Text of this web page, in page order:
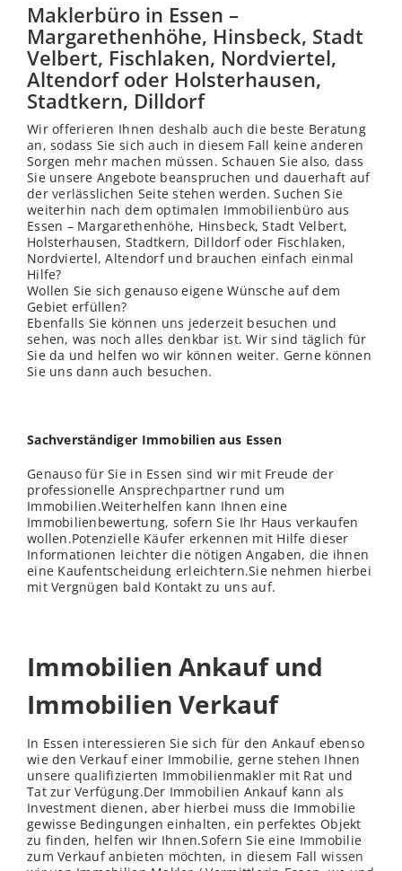
Maklerbüro in Essen –
Margarethenhöhe, Hinsbeck, Stadt
Velbert, Fischlaken, Nordviertel,
Altendorf oder Holsterhausen,
Stadtkern, Dilldorf
Wir offerieren Ihnen deshalb auch die beste Beratung
an, sodass Sie sich auch in diesem Fall keine anderen
Sorgen mehr machen müssen. Schauen Sie also, dass
Sie unsere Angebote beanspruchen und dauerhaft auf
derverlässlichen Seite stehen werden. Suchen Sie
weiterhin nach dem optimalen Immobilienbüro aus
Essen – Margarethenhöhe, Hinsbeck, Stadt Velbert,
Holsterhausen, Stadtkern, Dilldorf oder Fischlaken,
Nordviertel, Altendorf und brauchen einfach einmal
Hilfe?
Wollen Sie sich genauso eigene Wünsche auf dem
Gebiet erfüllen?
Ebenfalls Sie können uns jederzeit besuchen und
sehen, was noch alles denkbar ist. Wir sind täglich für
Sie da und helfen wo wir können weiter. Gerne können
Sie uns dann auch besuchen.
Sachverständiger Immobilien aus Essen
Genauso für Sie in Essen sind wir mit Freude der
professionelle Ansprechpartner rund um
Immobilien.Weiterhelfen kann Ihnen eine
Immobilienbewertung, sofern Sie Ihr Haus verkaufen
wollen.Potenzielle Käufer erkennen mit Hilfe dieser
Informationen leichter die nötigen Angaben, die ihnen
eine Kaufentscheidung erleichtern.Sie nehmen hierbei
mit Vergnügen bald Kontakt zu uns auf.
Immobilien Ankauf und
Immobilien Verkauf
In Essen interessieren Sie sich für den Ankauf ebenso
wie den Verkauf einer Immobilie, gerne stehen Ihnen
unsere qualifizierten Immobilienmakler mit Rat und
Tat zur Verfügung.Der Immobilien Ankauf kann als
Investment dienen, aber hierbei muss die Immobilie
gewisse Bedingungen einhalten, ein perfektes Objekt
zu finden, helfen wir Ihnen.Sofern Sie eine Immobilie
zum Verkauf anbieten möchten, in diesem Fall wissen